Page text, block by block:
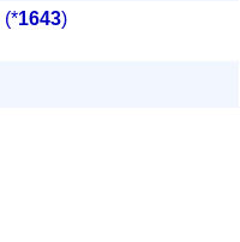
(*1643)